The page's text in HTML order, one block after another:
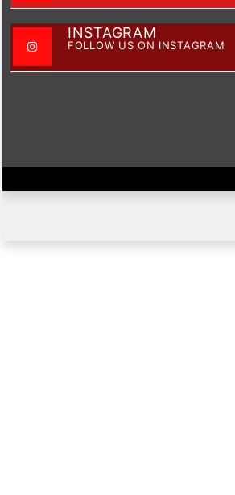
INSTAGRAM
FOLLOW US ON INSTAGRAM